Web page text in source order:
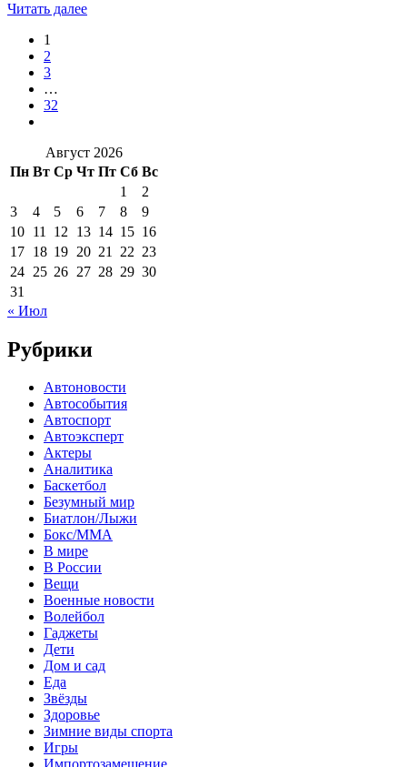
Читать далее
1
2
3
…
32
Август 2026
Пн Вт Ср Чт Пт Сб Вс
1
2
3
4 5 6 7 8
9
10 11 12 13 14 15 16
17 18 19 20 21 22 23
24 25 26 27 28 29 30
31
« Июл
Рубрики
Автоновости
Автособытия
Автоспорт
Автоэксперт
Актеры
Аналитика
Баскетбол
Безумный мир
Биатлон/Лыжи
Бокс/MMA
В мире
В России
Вещи
Военные новости
Волейбол
Гаджеты
Дети
Дом и сад
Еда
Звёзды
Здоровье
Зимние виды спорта
Игры